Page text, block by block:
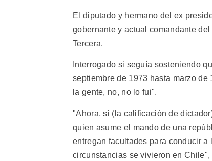
El diputado y hermano del ex
gobernante y actual comandante
Tercera.
Interrogado si seguía sosteniendo
septiembre de 1973 hasta marzo
la gente, no, no lo fui".
"Ahora, si (la calificación de
quien asume el mando de una
entregan facultades para conducir
circunstancias se vivieron en Chile",